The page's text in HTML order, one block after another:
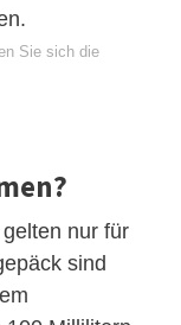
Sie sich die
nur für
sind